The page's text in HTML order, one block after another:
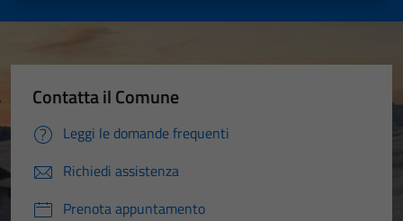
Contatta il Comune
Leggi le domande frequenti
Richiedi assistenza
Prenota appuntamento